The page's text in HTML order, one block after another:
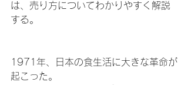
は、売り方についてわかりやすく解説
する。
1971年、日本の食生活に大きな革命が
起こった。